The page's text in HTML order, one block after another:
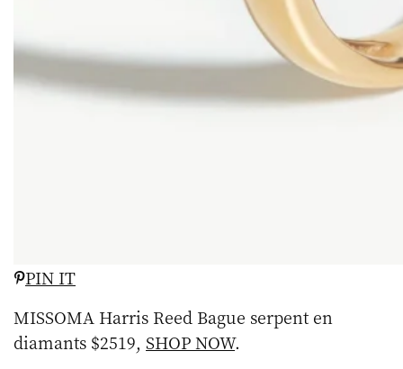
PIN IT
MISSOMA Harris Reed Bague serpent en
diamants $2519,SHOP NOW.